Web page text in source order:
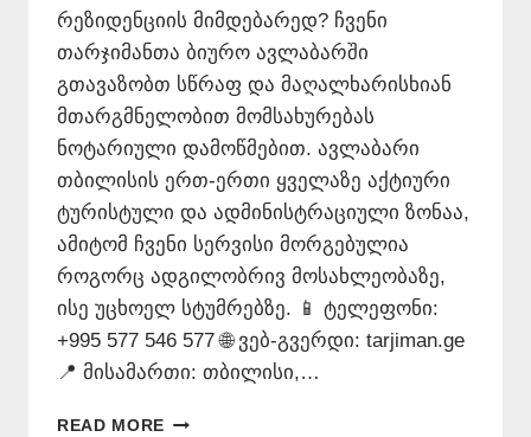
რეზიდენციის მიმდებარედ? ჩვენი
თარჯიმანთა ბიურო ავლაბარში
გთავაზობთ სწრაფ და მაღალხარისხიან
მთარგმნელობით მომსახურებას
ნოტარიული დამოწმებით. ავლაბარი
თბილისის ერთ-ერთი ყველაზე აქტიური
ტურისტული და ადმინისტრაციული ზონაა,
ამიტომ ჩვენი სერვისი მორგებულია
როგორც ადგილობრივ მოსახლეობაზე,
ისე უცხოელ სტუმრებზე. 📱 ტელეფონი:
+995 577 546 577 🌐 ვებ-გვერდი: tarjiman.ge
📍 მისამართი: თბილისი,…
READ MORE ᲗᲐᲠᲯᲘᲛᲐᲜᲗᲐ